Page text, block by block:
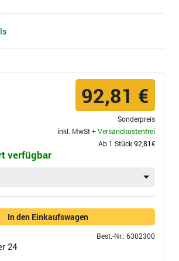
92,81 €
Sonderpreis
inkl. MwSt +Versandkostenfrei
Ab 1 Stück92,81€
verfügbar
In den Einkaufswagen
Best.-Nr.: 6302300
24